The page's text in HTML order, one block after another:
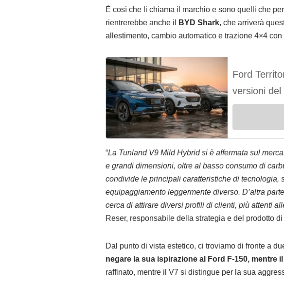
È così che li chiama il marchio e sono quelli che
rientrerebbe anche il
BYD Shark, che arriverà
allestimento, cambio automatico e trazione 4×4 con
Ford
versioni
“La Tunland V9 Mild Hybrid si è affermata sul
e grandi dimensioni, oltre al basso consumo di
condivide le principali caratteristiche di tecnologia,
equipaggiamento leggermente diverso. D’altra
cerca di attirare diversi profili di clienti, più attenti
Reser, responsabile della strategia e del prodotto
Dal punto di vista estetico, ci troviamo di fronte a
negare la sua ispirazione al Ford F-150, mentre
raffinato, mentre il V7 si distingue per la sua